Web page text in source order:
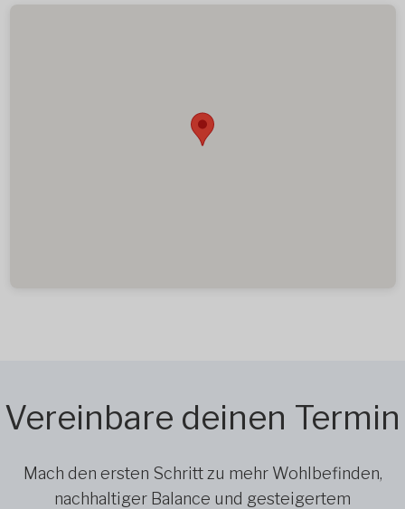
Vereinbare deinen Termin
Mach den ersten Schritt zu mehr Wohlbefinden,
nachhaltiger Balance und gesteigertem